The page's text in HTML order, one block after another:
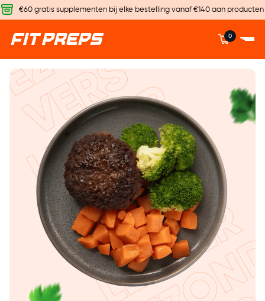
€60 gratis supplementen bij elke bestelling vanaf €140 aan producten
0